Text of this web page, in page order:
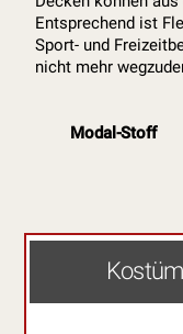
Entsprechend ist
Sport- und
nicht mehr
Modal-Stoff